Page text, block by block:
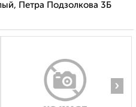
Петра Подзолкова 3Б
›